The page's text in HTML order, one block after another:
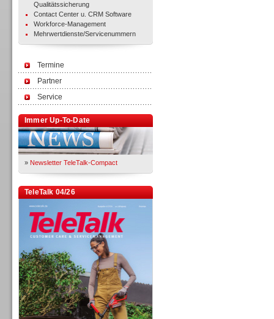
Qualitätssicherung
Contact Center u. CRM Software
Workforce-Management
Mehrwertdienste/Servicenummern
Termine
Partner
Service
Immer Up-To-Date
» Newsletter TeleTalk-Compact
TeleTalk 04/26